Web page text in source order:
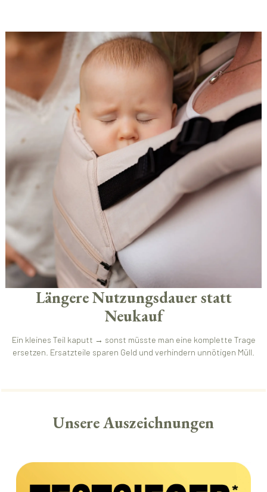
Längere Nutzungsdauer statt
Neukauf
Ein kleines Teil kaputt → sonst müsste man eine komplette Trage
ersetzen. Ersatzteile sparen Geld und verhindern unnötigen Müll.
Unsere Auszeichnungen
Bildergalerie überspringen